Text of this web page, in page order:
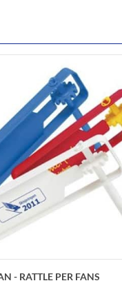
- RATTLE PER FANS